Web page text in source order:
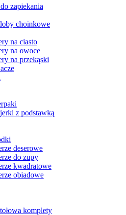
zapiekania
choinkowe
na ciasto
na owoce
na przekąski
z podstawką
deserowe
do zupy
kwadratowe
obiadowe
komplety